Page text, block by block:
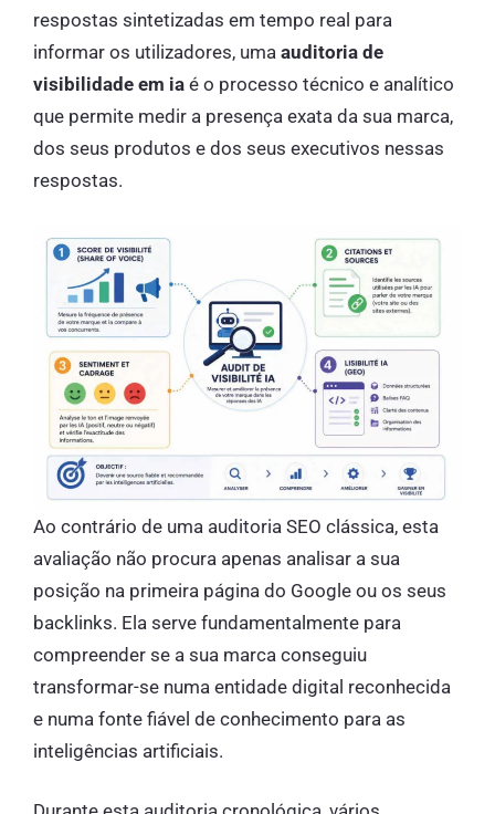
respostas sintetizadas em tempo real para
informar os utilizadores, uma auditoria de
visibilidade em ia é o processo técnico e analítico
que permite medir a presença exata da sua marca,
dos seus produtos e dos seus executivos nessas
respostas.
Ao contrário de uma auditoria SEO clássica, esta
avaliação não procura apenas analisar a sua
posição na primeira página do Google ou os seus
backlinks. Ela serve fundamentalmente para
compreender se a sua marca conseguiu
transformar-se numa entidade digital reconhecida
e numa fonte fiável de conhecimento para as
inteligências artificiais.